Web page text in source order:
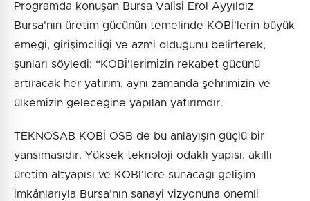
Programda konuşan Bursa Valisi Erol Ayyıldız
Bursa'nın üretim gücünün temelinde KOBİ'lerin büyük
emeği, girişimciliği ve azmi olduğunu belirterek,
şunları söyledi: “KOBİ'lerimizin rekabet gücünü
artıracak her yatırım, aynı zamanda şehrimizin ve
ülkemizin geleceğine yapılan yatırımdır.
TEKNOSAB KOBİ OSB de bu anlayışın güçlü bir
yansımasıdır. Yüksek teknoloji odaklı yapısı, akıllı
üretim altyapısı ve KOBİ'lere sunacağı gelişim
imkânlarıyla Bursa'nın sanayi vizyonuna önemli